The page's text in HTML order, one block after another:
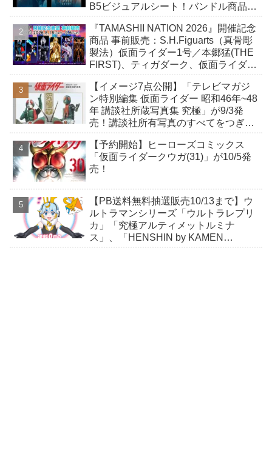
B5ビジュアルシート！バンドル商品付
『TAMASHII NATION 2026』開催記念
商品 事前販売：S.H.Figuarts（真骨彫
製法）仮面ライダー1号／本郷猛(THE
FIRST)、ティガダーク、仮面ライダー
【イメージ7点公開】「テレビマガジ
ン特別編集 仮面ライダー 昭和46年~48
年 講談社所蔵写真集 究極」が9/3発
売！講談社所有写真のすべてをつぎ込
【予約開始】ヒーローズコミックス
「仮面ライダークウガ(31)」が10/5発
売！
【PB送料無料抽選販売10/13まで】ウ
ルトラマンシリーズ「ウルトラレプリ
カ」「究極アルティメットルミナ
ス」、「HENSHIN by KAMEN